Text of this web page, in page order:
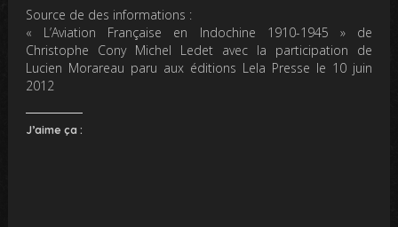
Source de des informations :
« L’Aviation Française en Indochine 1910-1945 » de
Christophe Cony Michel Ledet avec la participation de
Lucien Morareau paru aux éditions Lela Presse le 10 juin
2012
J’aime ça :